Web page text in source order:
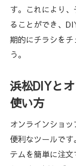
礎
商品検
浜松
DIY初
地元素材を
浜松
ジャン
す。これにより
ることができ、
期的にチラシを
う。
浜松DIYと
使い方
オンラインショ
便利なツールで
テムを簡単に注